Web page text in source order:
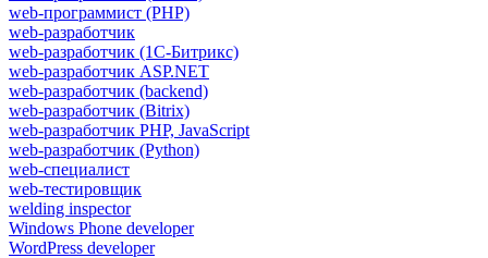
web-программист (PHP)
web-разработчик
web-разработчик (1С-Битрикс)
web-разработчик ASP.NET
web-разработчик (backend)
web-разработчик (Bitrix)
web-разработчик PHP, JavaScript
web-разработчик (Python)
web-специалист
web-тестировщик
welding inspector
Windows Phone developer
WordPress developer